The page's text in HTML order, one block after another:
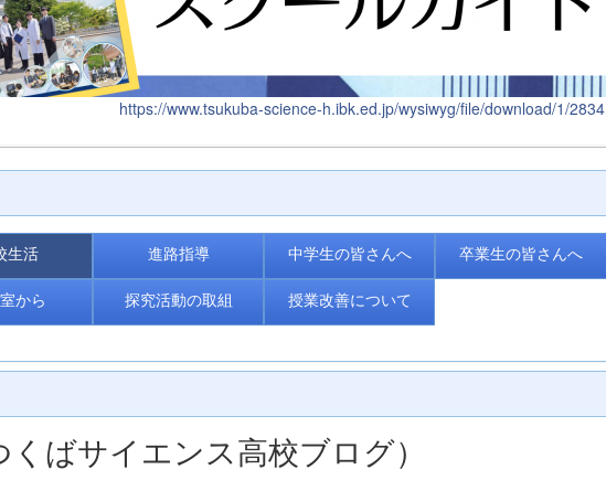
https://www.tsukuba-science-h.ibk.ed.jp/wysiwyg/file/download/1/2834
生活 進路指導 中学生の皆さんへ 卒業生の皆さんへ
から 探究活動の取組 授業改善について
ばサイエンス高校ブログ）